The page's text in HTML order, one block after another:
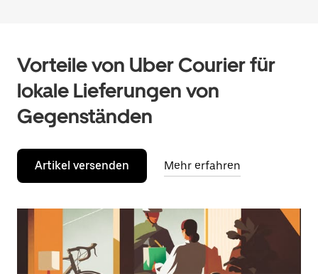
Vorteile von Uber Courier für
lokale Lieferungen von
Gegenständen
Artikel versenden Mehr erfahren